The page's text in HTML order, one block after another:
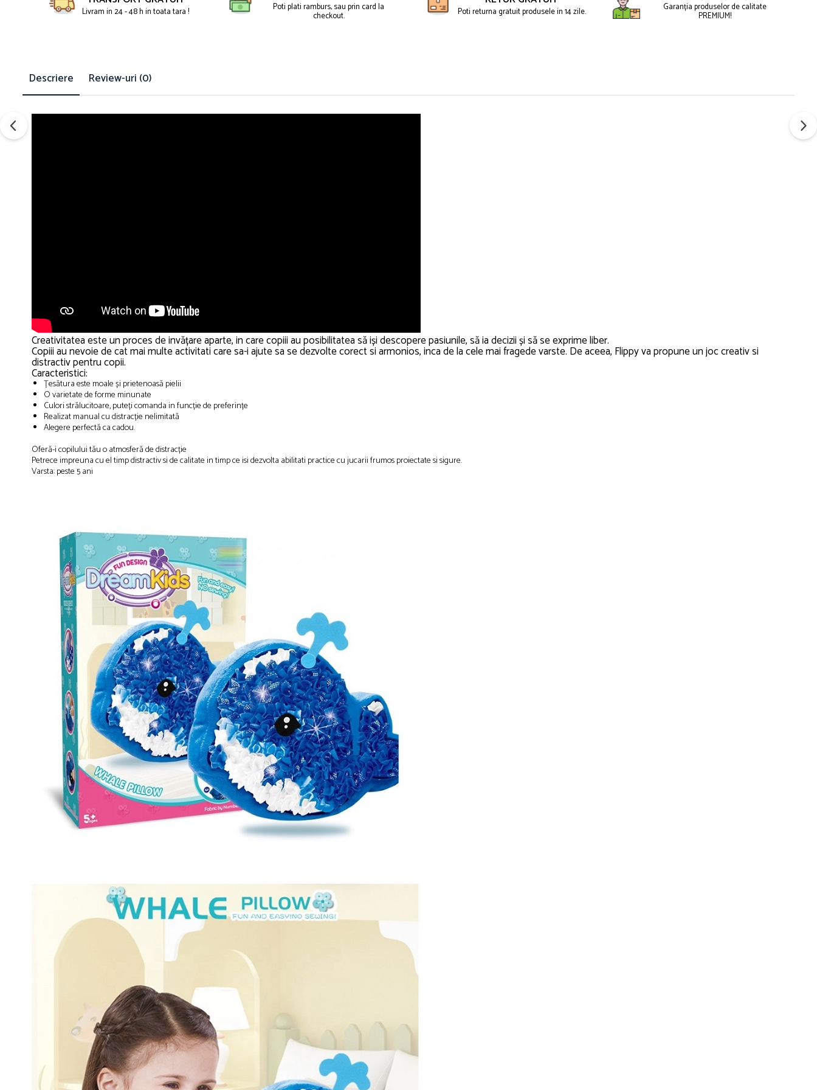
Livram in 24 - 48 h in toata tara ! Poti plati ramburs, sau prin card la
checkout. Poti returna gratuit produsele in 14 zile. Garanția produselor de calitate
PREMIUM!
Descriere Review-uri (0)
Creativitatea este un proces de invățare aparte, in care copiii au posibilitatea să iși descopere pasiunile, să ia decizii și să se exprime liber.
Copiii au nevoie de cat mai multe activitati care sa-i ajute sa se dezvolte corect si armonios, inca de la cele mai fragede varste. De aceea, Flippy va propune un joc creativ si
distractiv pentru copii.
Caracteristici:
Țesătura este moale și prietenoasă pielii
O varietate de forme minunate
Culori strălucitoare, puteți comanda in funcție de preferințe
Realizat manual cu distracție nelimitată
Alegere perfectă ca cadou.
Oferă-i copilului tău o atmosferă de distracție
Petrece impreuna cu el timp distractiv si de calitate in timp ce isi dezvolta abilitati practice cu jucarii frumos proiectate si sigure.
Varsta: peste 5 ani